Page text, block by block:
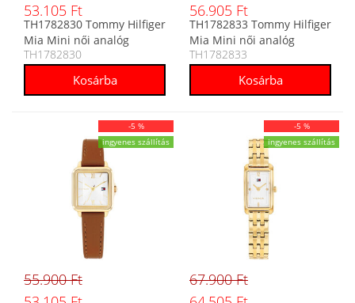
53.105 Ft
TH1782830 Tommy Hilfiger
Mia Mini női analóg
karóra
TH1782830
56.905 Ft
TH1782833 Tommy Hilfiger
Mia Mini női analóg
karóra
TH1782833
-5 %
ingyenes szállítás
55.900 Ft
-5 %
ingyenes szállítás
67.900 Ft